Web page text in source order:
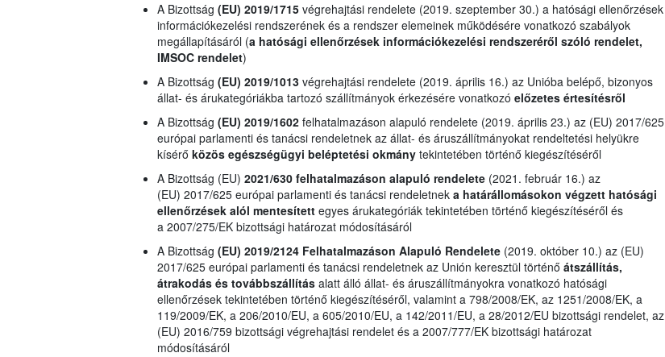
A Bizottság (EU) 2019/1715végrehajtási rendelete (2019. szeptember 30.) a hatósági ellenőrzések
információkezelési rendszerének és a rendszer elemeinek működésére vonatkozó szabályok
megállapításáról (a hatósági ellenőrzések információkezelési rendszeréről szóló rendelet,
IMSOC rendelet)
A Bizottság (EU) 2019/1013végrehajtási rendelete (2019. április 16.) az Unióba belépő, bizonyos
állat- és árukategóriákba tartozó szállítmányok érkezésére vonatkozó előzetes értesítésről
A Bizottság (EU) 2019/1602felhatalmazáson alapuló rendelete (2019. április 23.) az (EU) 2017/625
európai parlamenti és tanácsi rendeletnek az állat- és áruszállítmányokat rendeltetési helyükre
kísérő közös egészségügyi beléptetési okmánytekintetében történő kiegészítéséről
A Bizottság (EU) 2021/630 felhatalmazáson alapuló rendelete(2021. február 16.) az
(EU) 2017/625 európai parlamenti és tanácsi rendeletneka határállomásokon végzett hatósági
ellenőrzések alól mentesítettegyes árukategóriák tekintetében történő kiegészítéséről és
a 2007/275/EK bizottsági határozat módosításáról
A Bizottság (EU) 2019/2124 Felhatalmazáson Alapuló Rendelete (2019. október 10.) az (EU)
2017/625 európai parlamenti és tanácsi rendeletnek az Unión keresztül történő átszállítás,
átrakodás és továbbszállításalatt álló állat- és áruszállítmányokra vonatkozó hatósági
ellenőrzések tekintetében történő kiegészítéséről, valamint a 798/2008/EK, az 1251/2008/EK, a
119/2009/EK, a 206/2010/EU, a 605/2010/EU, a 142/2011/EU, a 28/2012/EU bizottsági rendelet, az
(EU) 2016/759 bizottsági végrehajtási rendelet és a 2007/777/EK bizottsági határozat
módosításáról